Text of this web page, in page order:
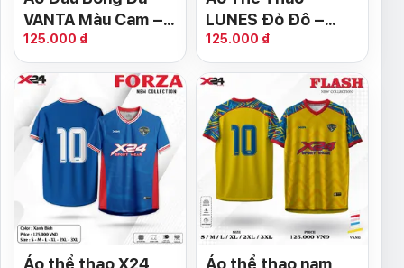
VANTA Màu Cam –
X24 Sports
125.000 ₫
LUNES Đỏ Đô –
Đẳng Cấp Sân Cỏ
125.000 ₫
Áo thể thao X24
Áo thể thao nam